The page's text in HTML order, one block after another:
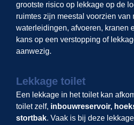
grootste risico op lekkage op de
ruimtes zijn meestal voorzien van
waterleidingen, afvoeren, kranen
kans op een verstopping of
aanwezig.
Lekkage toilet
Een lekkage in het toilet kan
toilet zelf, inbouwreservoir,
stortbak. Vaak is bij deze